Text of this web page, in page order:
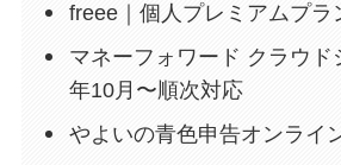
freee｜個人プレミアムプラ
マネーフォワード クラウド
年10月〜順次対応
やよいの青色申告オンライ